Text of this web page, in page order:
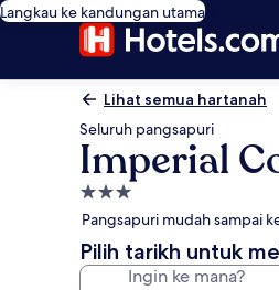
Langkau ke kandungan utama
Lihat semua hartanah
Seluruh pangsapuri
Imperial
Hartanah
3.0
bintang
Pangsapuri mudah sampai
Pilih tarikh untuk
Ingin ke mana?